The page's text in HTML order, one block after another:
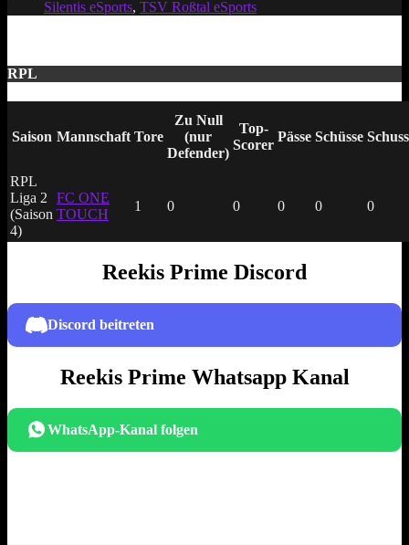
Silentis eSports, TSV Roßtal eSports
RPL
Saison Mannschaft Tore
Zu Null
(nur
Defender)
Top-
Scorer
Pässe Schüsse
RPL
Liga 2
(Saison
4)
FC ONE
TOUCH
1 0 0 0 0 0
Reekis Prime Discord
Discord beitreten
Reekis Prime Whatsapp Kanal
WhatsApp-Kanal folgen